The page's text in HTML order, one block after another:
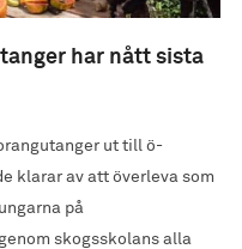
har nått sista
ut till ö-
klarar av att överleva som
på
skogsskolans alla